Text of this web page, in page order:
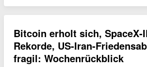
Bitcoin erholt sich, SpaceX-
Rekorde, US-Iran-
fragil: Wochenrückblick